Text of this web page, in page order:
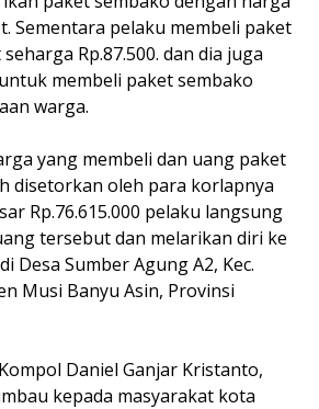
Sementara pelaku membeli paket
Rp.87.500. dan dia juga
membeli paket sembako
warga.
yang membeli dan uang paket
disetorkan oleh para korlapnya
Rp.76.615.000 pelaku langsung
tersebut dan melarikan diri ke
Desa Sumber Agung A2, Kec.
Musi Banyu Asin, Provinsi
Daniel Ganjar Kristanto,
kepada masyarakat kota